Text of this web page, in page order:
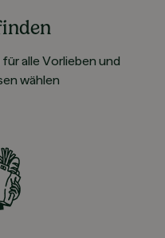
alle Vorlieben und
wählen